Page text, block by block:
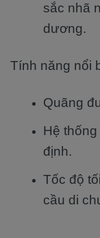
sắc nhã
dương.
Tính năng nổi
Quãng
Hệ
định.
Tốc độ
cầu di